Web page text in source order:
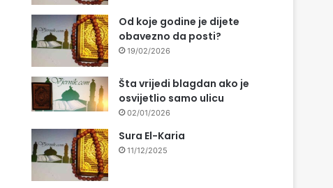
Od koje godine je dijete
obavezno da posti?
19/02/2026
Šta vrijedi blagdan ako je
osvijetlio samo ulicu
02/01/2026
Sura El-Karia
11/12/2025